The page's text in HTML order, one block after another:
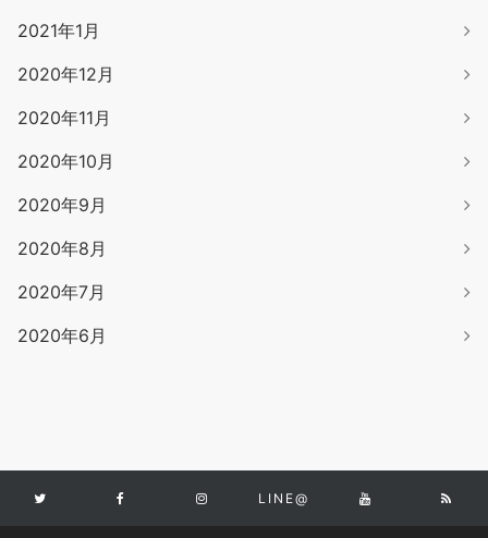
2021年1月
2020年12月
2020年11月
2020年10月
2020年9月
2020年8月
2020年7月
2020年6月
LINE@